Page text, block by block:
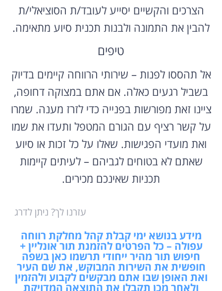
הצרכים והקשיים יסייע לעובד/ת הסוציאלי/ת
להבין את התמונה ולבנות תכנית סיוע מתאימה.
טיפים
אל תהססו לפנות – שירותי הרווחה קיימים בדיוק
בשביל רגעים כאלה. אם אתם במצוקה דחופה,
ציינו זאת מפורשות בפנייה כדי לזרז מענה. שמרו
על קשר רציף עם הגורם המטפל ותעדו את שמו
ואת מועדי הפגישות. שאלו על כל זכות או סיוע
שאתם לא בטוחים לגביהם – לעיתים קיימות
תכניות שאינכם מכירים.
עזרנו לך? ניתן לדרג
מידע בנושא ימי קבלת קהל מחלקת רווחה
עפולה – כל הפרטים להזמנת תור אונליין +
חיפוש תור מהיר ייחודי תרשמו כאן בשפה
חופשית את השירות המבוקש, את שם העיר
ואת האופן שבו אתם מבקשים לקבוע ולהזמין
ולאחר מכן תקבלו את התוצאה המדויקת